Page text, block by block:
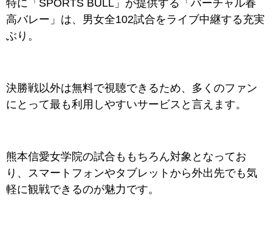
特に「SPORTS BULL」が提供する「バーチャル春
高バレー」は、男女全102試合をライブ中継する充実
ぶり。
決勝戦以外は無料で視聴できるため、多くのファン
にとって最も利用しやすいサービスと言えます。
熊本信愛女学院の試合ももちろん対象となってお
り、スマートフォンやタブレットから外出先でも気
軽に観戦できるのが魅力です。